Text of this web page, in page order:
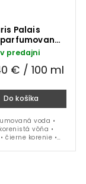
Palais
predajni
€ / 100 ml
Do košíka
voda •
vôňa •
čierne korenie •
drevo • ideálna na
a zima